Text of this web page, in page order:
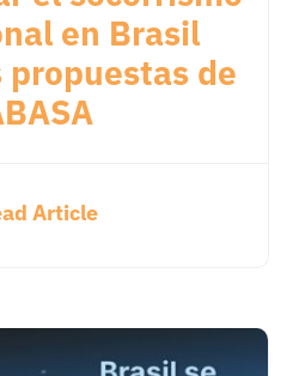
en Brasil
de
Article